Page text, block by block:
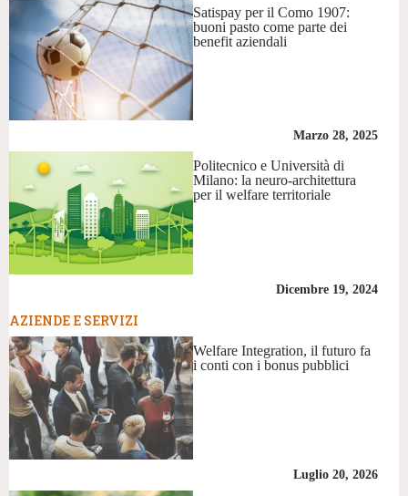
Satispay per il Como 1907:
buoni pasto come parte dei
benefit aziendali
Marzo 28, 2025
Politecnico e Università di
Milano: la neuro-architettura
per il welfare territoriale
Dicembre 19, 2024
AZIENDE E SERVIZI
Welfare Integration, il futuro fa
i conti con i bonus pubblici
Luglio 20, 2026